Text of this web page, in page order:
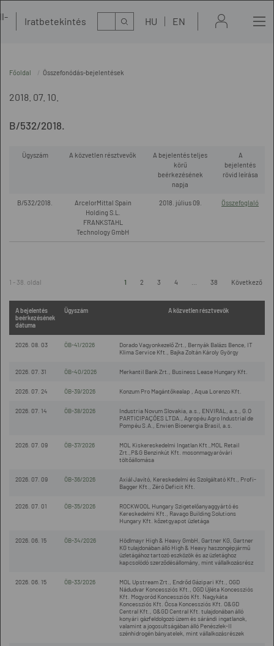
Iratbetekintés Kereső HU EN
Főoldal Összefonódás-bejelentések
2018. 07. 10.
B/532/2018.
Ügyszám A közvetlen résztvevők
A bejelentés teljes
körű
beérkezésének
napja
A
bejelentés
rövid leírása
B/532/2018.
ArcelorMittal Spain
Holding S.L.
FRANKSTAHL
Technology GmbH
2018. július 09. Összefoglaló
1 - 38. oldal 1 2 3 4 38 Következő
A bejelentés
beérkezésének
dátuma
Ügyszám A közvetlen résztvevők
2026. 08. 03 ÖB-41/2026
Dorado Vagyonkezelő Zrt., Bernyák Balázs Bence, IT
Klima Service Kft., Bajka Zoltán Károly György
2026. 07. 31 ÖB-40/2026 Merkantil Bank Zrt., Business Lease Hungary Kft.
2026. 07. 24 ÖB-39/2026 Konzum Pro Magántőkealap , Aqua Lorenzo Kft.
2026. 07. 14 ÖB-38/2026
Industria Novum Slovakia, a.s., ENVIRAL, a.s., G.O
PARTICIPAÇÕES LTDA., Agropéu Agro Industrial de
Pompéu S.A., Envien Bioenergia Brasil, a.s.
2026. 07. 09 ÖB-37/2026
MOL Kiskereskedelmi Ingatlan Kft.,MOL Retail
Zrt.,P&G Benzinkút Kft. mosonmagyaróvári
töltőállomása
2026. 07. 09 ÖB-36/2026
Axiál Javító, Kereskedelmi és Szolgáltató Kft., Profi-
Bagger Kft., Zéró Deficit Kft.
2026. 07. 01 ÖB-35/2026
ROCKWOOL Hungary Szigetelőanyaggyártó és
Kereskedelmi Kft., Ravago Building Solutions
Hungary Kft. kőzetgyapot üzletága
2026. 06. 15 ÖB-34/2026
Hödlmayr High & Heavy GmbH, Gartner KG, Gartner
KG tulajdonában álló High & Heavy haszongépjármű
üzletágához tartozó eszközök és az üzletághoz
kapcsolódó szerződésállomány, mint vállalkozásrész
2026. 06. 15 ÖB-33/2026
MOL Upstream Zrt., Endrőd Gázipari Kft., OGD
Nádudvar Koncessziós Kft., OGD Újléta Koncessziós
Kft. Mogyoród Koncessziós Kft. Nagykáta
Koncessziós Kft. Ócsa Koncessziós Kft. O&GD
Central Kft., O&GD Central Kft. tulajdonában álló
konyári gázfeldolgozó üzem és sárándi ingatlanok,
valamint a jogosultságában álló Penészlek-II
szénhidrogén bányatelek, mint vállalkozásrészek